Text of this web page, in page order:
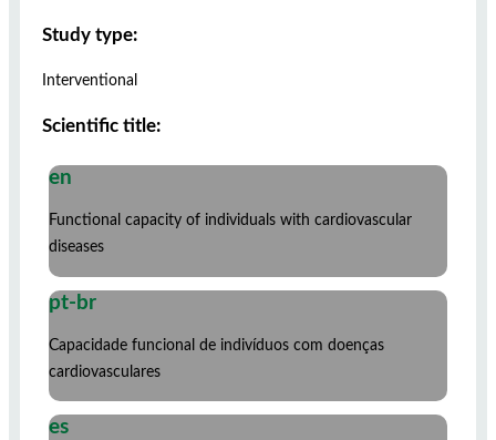
Study type:
Interventional
Scientific title:
en
Functional capacity of individuals with cardiovascular
diseases
pt-br
Capacidade funcional de indivíduos com doenças
cardiovasculares
es